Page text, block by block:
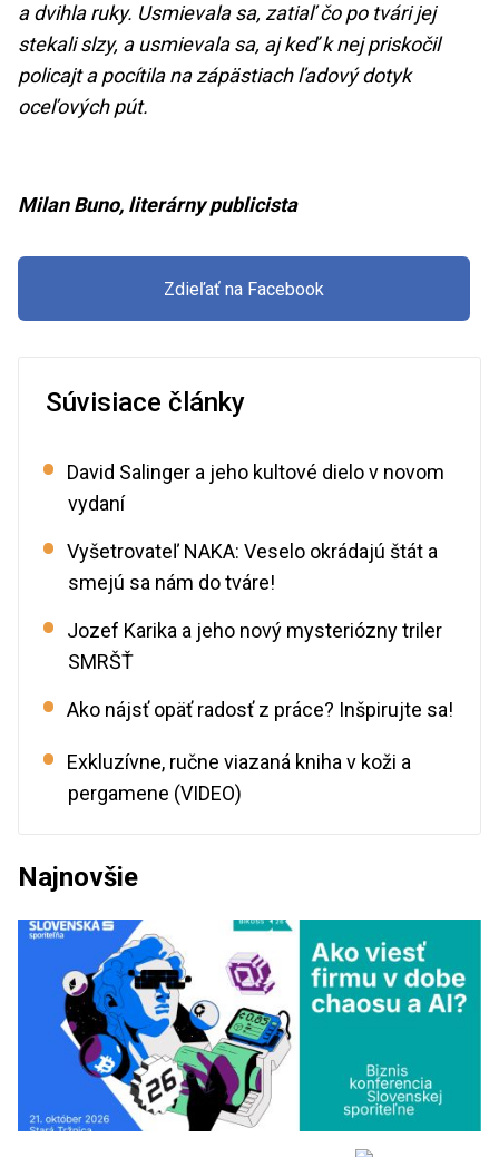
a dvihla ruky. Usmievala sa, zatiaľ čo po tvári jej
stekali slzy, a usmievala sa, aj keď k nej priskočil
policajt a pocítila na zápästiach ľadový dotyk
oceľových pút.
Milan Buno, literárny publicista
Zdieľať na Facebook
Súvisiace články
David Salinger a jeho kultové dielo v novom
vydaní
Vyšetrovateľ NAKA: Veselo okrádajú štát a
smejú sa nám do tváre!
Jozef Karika a jeho nový mysteriózny triler
SMRŠŤ
Ako nájsť opäť radosť z práce? Inšpirujte sa!
Exkluzívne, ručne viazaná kniha v koži a
pergamene (VIDEO)
Najnovšie